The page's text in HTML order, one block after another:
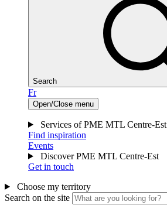
Search
Fr
Open/Close menu
Services of PME MTL Centre-Est
Find inspiration
Events
Discover PME MTL Centre-Est
Get in touch
Choose my territory
Search on the site